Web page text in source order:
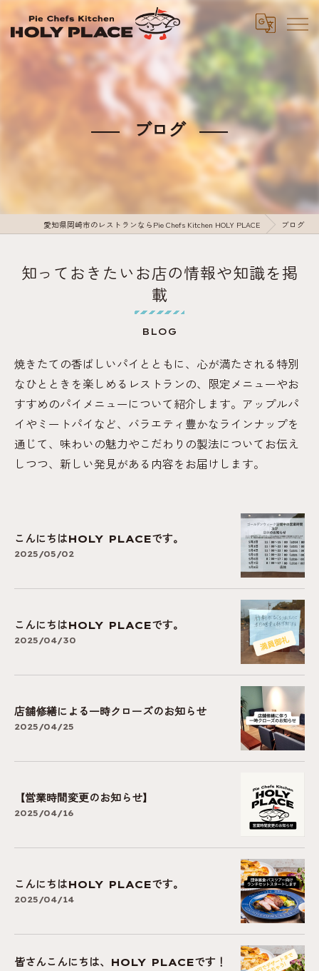
ブログ
愛知県岡崎市のレストランならPie Chefs Kitchen HOLY PLACE ブログ
知っておきたいお店の情報や知識を掲
載
BLOG
焼きたての香ばしいパイとともに、心が満たされる特別
なひとときを楽しめるレストランの、限定メニューやお
すすめのパイメニューについて紹介します。アップルパ
イやミートパイなど、バラエティ豊かなラインナップを
通じて、味わいの魅力やこだわりの製法についてお伝え
しつつ、新しい発見がある内容をお届けします。
こんにちはHOLY PLACEです。
2025/05/02
こんにちはHOLY PLACEです。
2025/04/30
店舗修繕による一時クローズのお知らせ
2025/04/25
【営業時間変更のお知らせ】
2025/04/16
こんにちはHOLY PLACEです。
2025/04/14
皆さんこんにちは、HOLY PLACEです！